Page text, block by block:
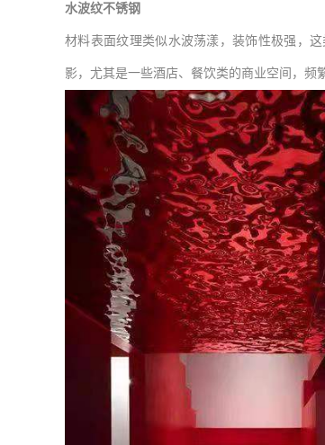
水波纹不锈钢
材料表面纹理类似水波荡漾，装饰性极强，
影，尤其是一些酒店、餐饮类的商业空间，频